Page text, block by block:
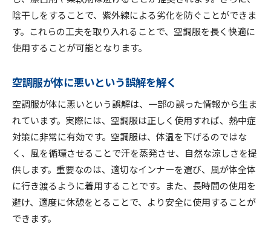
空調服の擦れ防止と寿命を延ばす方法
空調服を長持ちさせる選び方のコツ
空調服の事故事例と安全対策
空調服とインナーの涼しい組み合わせ
空調服禁止の会社の理由と対策
空調服の効果を高めるための選択
空調服の正しい選び方と使い方
空調服の正しい選び方ガイド
空調服の使用で体に悪い影響を防ぐ
インナーで空調服の効果を最大限に
陰干しをすることで、紫外線による劣化を防ぐことができま
す。これらの工夫を取り入れることで、空調服を長く快適に
使用することが可能となります。
空調服が体に悪いという誤解を解く
空調服が体に悪いという誤解は、一部の誤った情報から生ま
れています。実際には、空調服は正しく使用すれば、熱中症
対策に非常に有効です。空調服は、体温を下げるのではな
く、風を循環させることで汗を蒸発させ、自然な涼しさを提
供します。重要なのは、適切なインナーを選び、風が体全体
に行き渡るように着用することです。また、長時間の使用を
避け、適度に休憩をとることで、より安全に使用することが
できます。